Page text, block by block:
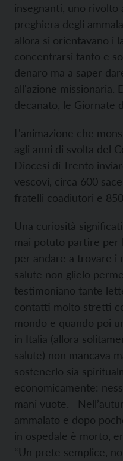
insegnanti, uno rivolto
preghiera degli
allora si orientavano i
concentrarsi tanto e
denaro ma a saper
all'azione missionaria.
decanato, le Giornate
L'animazione che
agli anni di svolta del
Diocesi di Trento
vescovi, circa 600
fratelli coadiutori e
Una curiosità
mai potuto partire per
per andare a trovare i
salute non glielo
testimoniano tante
contatti molto stretti
mondo e quando poi
in Italia (allora
salute) non mancava
sostenerlo sia
economicamente:
mani vuote.
ammalato e dopo
in ospedale è morto,
“Un prete semplice,